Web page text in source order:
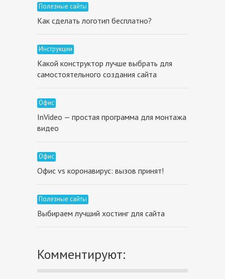
Полезные сайты
Как сделать логотип бесплатно?
Инструкции
Какой конструктор лучше выбрать для
самостоятельного создания сайта
Офис
InVideo — простая программа для монтажа
видео
Офис
Офис vs коронавирус: вызов принят!
Полезные сайты
Выбираем лучший хостинг для сайта
Комментируют: